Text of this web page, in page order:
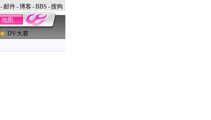
-邮件-博客-BBS -搜狗
地图
DV大赛